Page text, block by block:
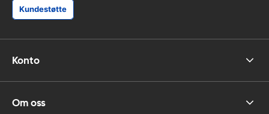
Kundestøtte
Konto
Om oss